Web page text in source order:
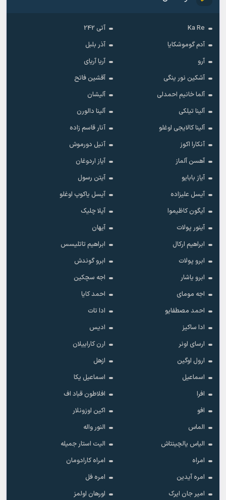
Ka Re
آتی 242
آدم گوموشکایا
آذر بلبل
آرو
آریا آریای
آشکین نور ینگی
آقشین فاتح
آلما خانیم احمدلی
آلیشان
آلینا تیلکی
آلینا دالورن
آلینا کالایجی اوغلو
آنار قاسم زاده
آنکارا اکوز
آنیل دورموش
آهسن آلماز
آیاز اردوغان
آیاز بابایو
آیتن رسول
آیسل علیزاده
آیسل یاکوپ اوغلو
آیگون کاظیموا
آیلا چلیک
آینور پولات
آیهان
ابراهیم ارکال
ابراهیم تاتلیسس
ابرو پولات
ابرو گوندش
ابرو یاشار
اجه سچکین
اجه مومای
احمد کایا
احمد مصطفایو
ادا تات
ادا ساکیز
ادیس
ارسای اونر
ارن کاراییلان
ارول اوگین
ازهل
اسماعیل
اسماعیل یکا
افرا
افلاطون قباد اف
افو
اکین اوزونلار
الماس
النور واله
الیاس یالچینتاش
الیت استار جمیله
امراه
امراه کارادومان
امره آیدین
امره فل
امیر جان ایرک
اورهان اولمز